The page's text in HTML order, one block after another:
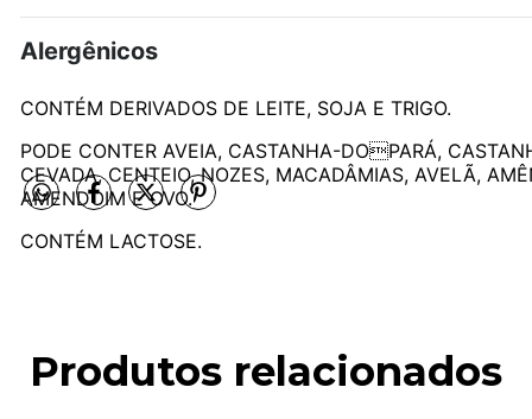
Alergênicos
CONTÉM DERIVADOS DE LEITE, SOJA E TRIGO.
PODE CONTER AVEIA, CASTANHA-DOPARÁ,
CEVADA, CENTEIO, NOZES, MACADÂMIAS, AVELÃ,
AMENDOIM E OVO.
CONTÉM LACTOSE.
Produtos relacionados